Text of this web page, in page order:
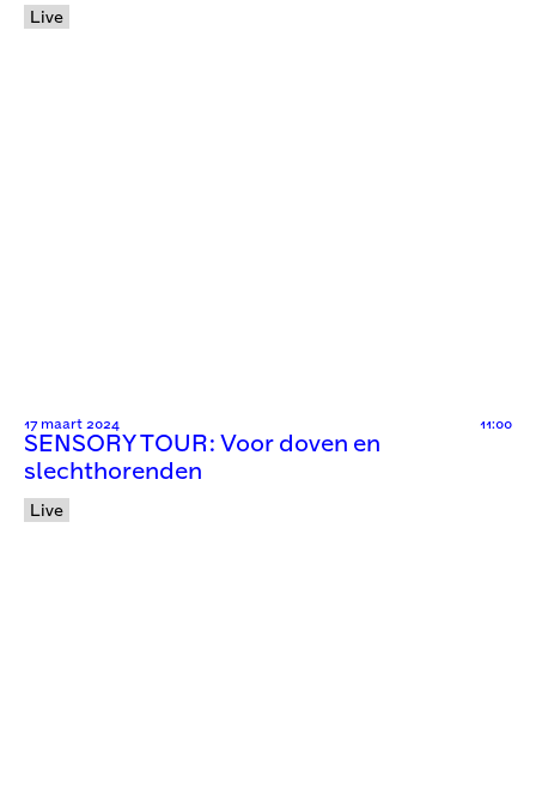
Live
17 maart 2024 11:00
SENSORY TOUR: Voor doven en
slechthorenden
Live